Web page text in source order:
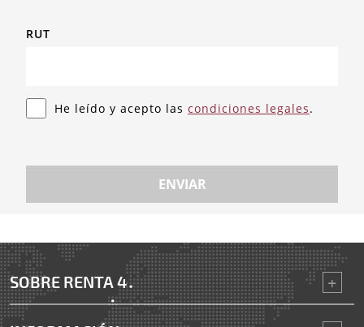
RUT
He leído y acepto las condiciones legales.
ENVIAR
SOBRE RENTA 4